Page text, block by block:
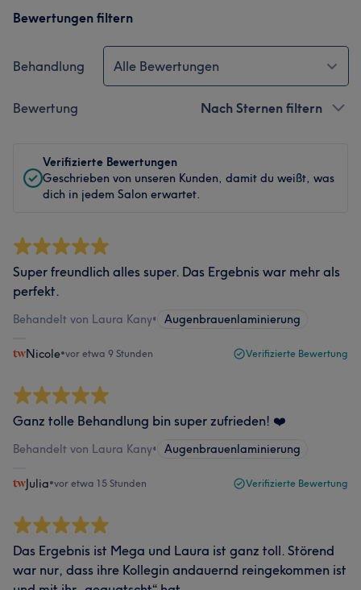
Bewertungen filtern
Behandlung Alle Bewertungen
Bewertung Nach Sternen filtern
Verifizierte Bewertungen
Geschrieben von unseren Kunden, damit du weißt, was
dich in jedem Salon erwartet.
Super freundlich alles super. Das Ergebnis war mehr als
perfekt.
Behandelt von Laura Kany• Augenbrauenlaminierung
Nicole•vor etwa 9 Stunden Verifizierte Bewertung
Ganz tolle Behandlung bin super zufrieden! ❤️
Behandelt von Laura Kany• Augenbrauenlaminierung
Julia•vor etwa 15 Stunden Verifizierte Bewertung
Das Ergebnis ist Mega und Laura ist ganz toll. Störend
war nur, dass ihre Kollegin andauernd reingekommen ist